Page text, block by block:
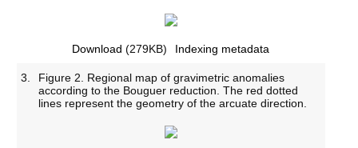
Download (279KB) Indexing metadata
3.
Figure 2. Regional map of gravimetric anomalies
according to the Bouguer reduction. The red dotted
lines represent the geometry of the arcuate direction.